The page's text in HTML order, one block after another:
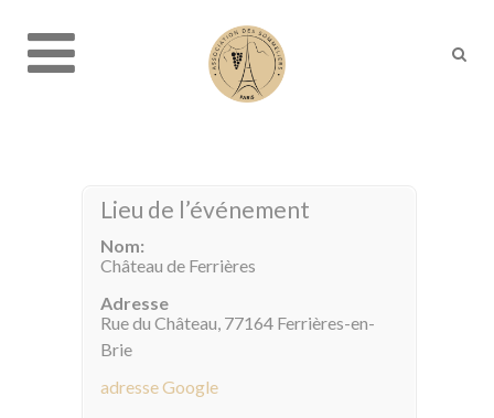
Lieu de l’événement
Nom:
Château de Ferrières
Adresse
Rue du Château, 77164 Ferrières-en-
Brie
adresse Google